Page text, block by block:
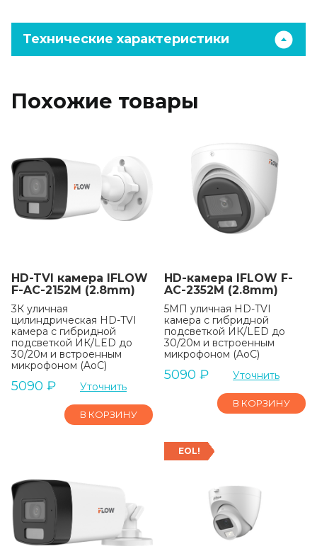
Технические характеристики
Похожие товары
HD-TVI камера IFLOW
F-AC-2152M (2.8mm)
3К уличная
цилиндрическая HD-TVI
камера с гибридной
подсветкой ИК/LED до
30/20м и встроенным
микрофоном (AoC)
5090 ₽ Уточнить
В КОРЗИНУ
HD-камера IFLOW F-
AC-2352M (2.8mm)
5МП уличная HD-TVI
камера с гибридной
подсветкой ИК/LED до
30/20м и встроенным
микрофоном (AoC)
5090 ₽ Уточнить
В КОРЗИНУ
EOL!